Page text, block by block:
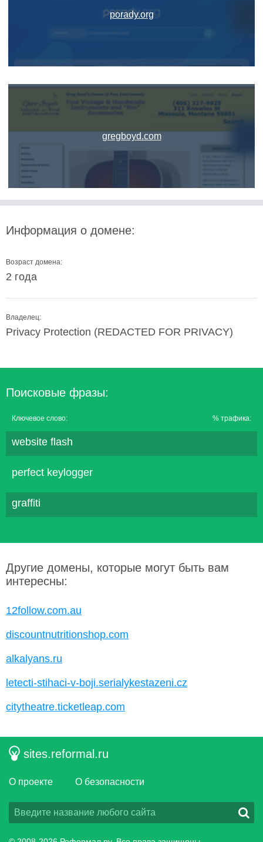
porady.org
gregboyd.com
Информация о домене:
Возраст домена:
2 года
Владелец:
Privacy Protection (REDACTED FOR PRIVACY)
Поисковые фразы:
Ключевое слово: % трафика:
website flash
perfect keylogger
graffiti
Другие домены, которые могут быть вам
интересны:
12follow.com.au
discountnutritionshop.com
alkalyans.ru
letecti-stihaci-v-boji.serialykestazeni.cz
citytheatre.ticketleap.com
sites.reformal.ru
О проекте О безопасности